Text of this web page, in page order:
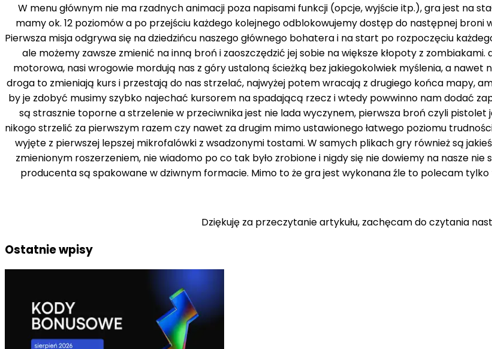
W menu głównym nie ma rzadnych animacji poza napisami funkcji (opcje, wyjście itp.), gra jest na
mamy ok. 12 poziomów a po przejściu każdego kolejnego odblokowujemy dostęp do następnej
Pierwsza misja odgrywa się na dziedzińcu naszego głównego bohatera i na start po rozpoczęciu
ale możemy zawsze zmienić na inną broń i zaoszczędzić jej sobie na większe kłopoty z
motorowa, nasi wrogowie mordują nas z góry ustaloną ścieżką bez jakiegokolwiek myślenia, a
droga to zmieniają kurs i przestają do nas strzelać, najwyżej potem wracają z drugiego końca mapy,
by je zdobyć musimy szybko najechać kursorem na spadającą rzecz i wtedy powwinno nam dodać
są strasznie toporne a strzelenie w przeciwnika jest nie lada wyczynem, pierwsza broń czyli pistolet
nikogo strzelić za pierwszym razem czy nawet za drugim mimo ustawionego łatwego poziomu
wyjęte z pierwszej lepszej mikrofalówki z wsadzonymi tostami. W samych plikach gry również są
zmienionym roszerzeniem, nie wiadomo po co tak było zrobione i nigdy się nie dowiemy na nasze
producenta są spakowane w dziwnym formacie. Mimo to że gra jest wykonana źle to polecam
Dziękuję za przeczytanie artykułu, zachęcam do czytania
Ostatnie wpisy